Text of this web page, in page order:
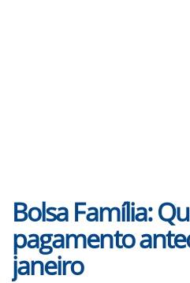
Bolsa Família:
pagamento
janeiro